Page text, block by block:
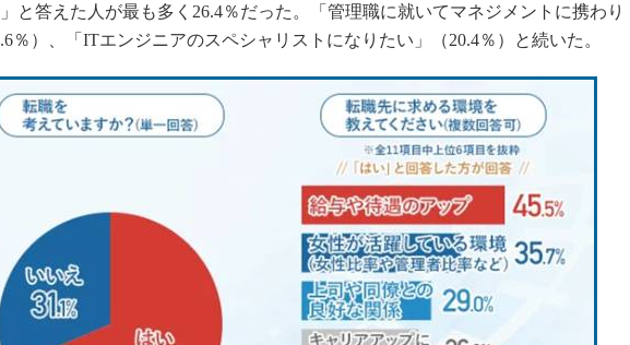
と答えた人が最も多く26.4％だった。「管理職に就いてマネジメントに携わり
％）、「ITエンジニアのスペシャリストになりたい」（20.4％）と続いた。